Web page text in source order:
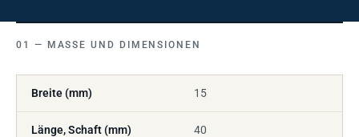
MASSE UND DIMENSIONEN
Breite (mm) 15
Länge, Schaft (mm) 40